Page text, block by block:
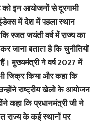
इन आयोजनों से दूरगामी
में देश में पहला स्थान
रजत जयंती वर्ष मेें राज्य का
जाना बताता है कि चुनौतियों
मुख्यमंत्री ने वर्ष 2027 में
जिक्र किया और कहा कि
राष्ट्रीय खेलो के आयोजन
कहा कि प्रधानमंत्री जी ने
राज्य के कई स्थानों पर